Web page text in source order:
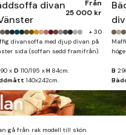
divan
Från
25 000 kr
+ 30
divansoffa med djup divan på
sida (soffan sedd framifrån).
x D 110/195 xH 84cm.
140x242cm.
B
gå från rak modell till skön